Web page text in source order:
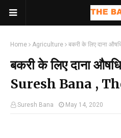
Home Agriculture बकरी के लिए दाना
बकरी के लिए दाना
Suresh Bana ,
Suresh Bana May 14, 2020